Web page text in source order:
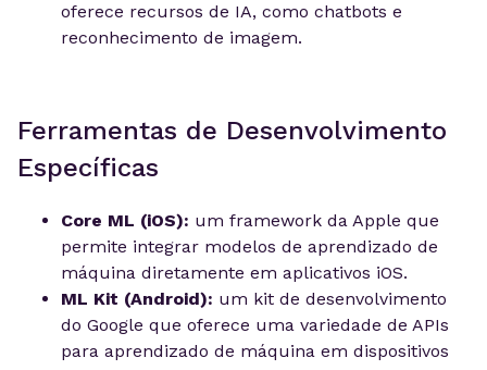
oferece recursos de IA, como chatbots e
reconhecimento de imagem.
Ferramentas de Desenvolvimento
Específicas
Core ML (iOS): um framework da Apple que
permite integrar modelos de aprendizado de
máquina diretamente em aplicativos iOS.
ML Kit (Android): um kit de desenvolvimento
do Google que oferece uma variedade de APIs
para aprendizado de máquina em dispositivos